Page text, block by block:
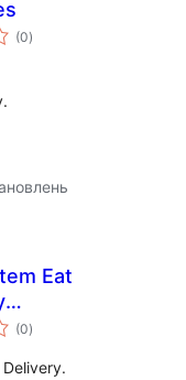
(0загальний
рейтинг
)
Eat
(0загальний
рейтинг
)